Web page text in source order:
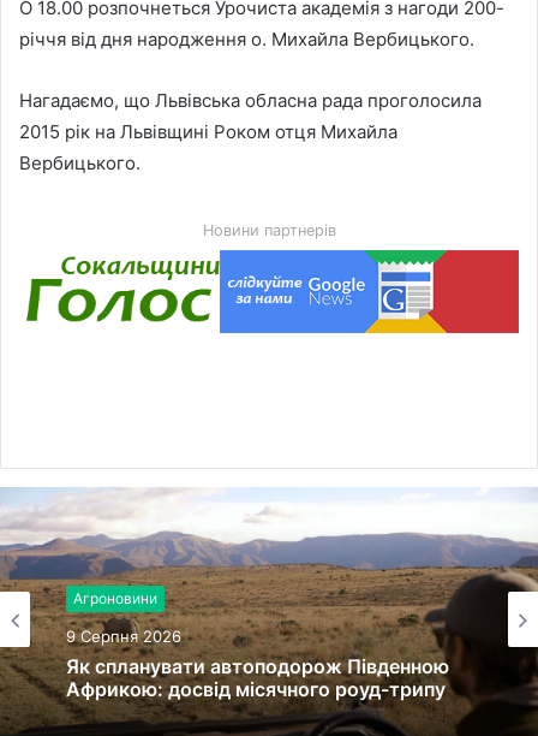
О 18.00 розпочнеться Урочиста академія з нагоди 200-
річчя від дня народження о. Михайла Вербицького.
Нагадаємо, що Львівська обласна рада проголосила
2015 рік на Львівщині Роком отця Михайла
Вербицького.
Новини партнерів
Агроновини
9 Серпня 2026
Як спланувати автоподорож Південною
Африкою: досвід місячного роуд-трипу